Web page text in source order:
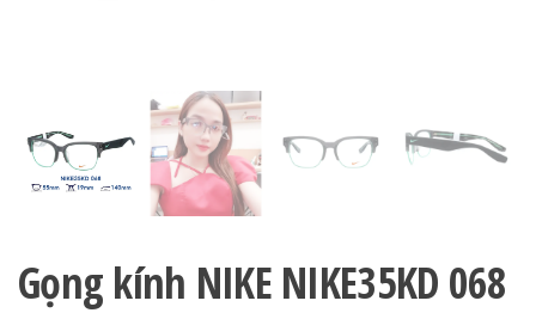
Gọng kính NIKE NIKE35KD 068